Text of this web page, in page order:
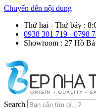
Chuyển đến nội dung
Thứ hai - Thứ bảy :
0938 301 719 - 0798
Showroom : 27 Hồ
Search